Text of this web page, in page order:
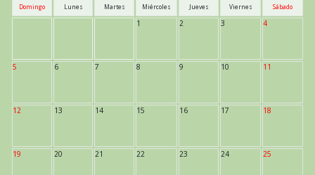
Domingo Lunes Martes Miércoles Jueves Viernes Sábado
1 2 3 4
5 6 7 8 9 10 11
12 13 14 15 16 17 18
19 20 21 22 23 24 25